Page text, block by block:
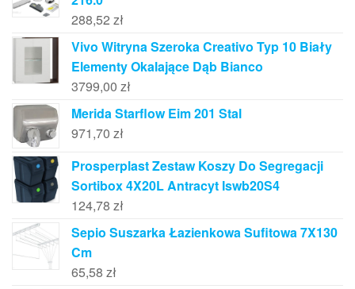
288,52 zł
Vivo Witryna Szeroka Creativo Typ 10 Biały
Elementy Okalające Dąb Bianco
3799,00 zł
Merida Starflow Eim 201 Stal
971,70 zł
Prosperplast Zestaw Koszy Do Segregacji
Sortibox 4X20L Antracyt Iswb20S4
124,78 zł
Sepio Suszarka Łazienkowa Sufitowa 7X130
Cm
65,58 zł